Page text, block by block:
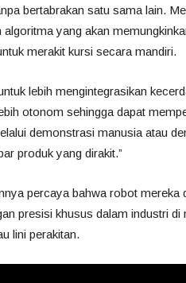
bertabrakan satu sama lain.
algoritma yang akan
merakit kursi secara mandiri.
lebih mengintegrasikan
otonom sehingga dapat
demonstrasi manusia atau
produk yang dirakit.”
percaya bahwa robot mereka
presisi khusus dalam industri
lini perakitan.